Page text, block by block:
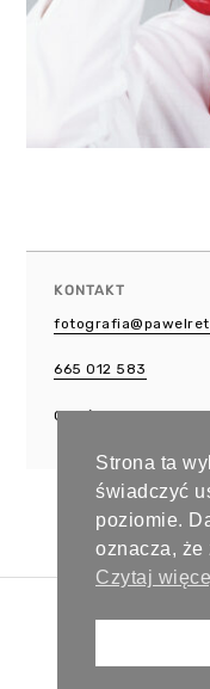
KONTAKT
665 012 583
Gdańsk
Copyright © 2024
Strona ta
świadczyć
poziomie.
oznacza, że
Czytaj